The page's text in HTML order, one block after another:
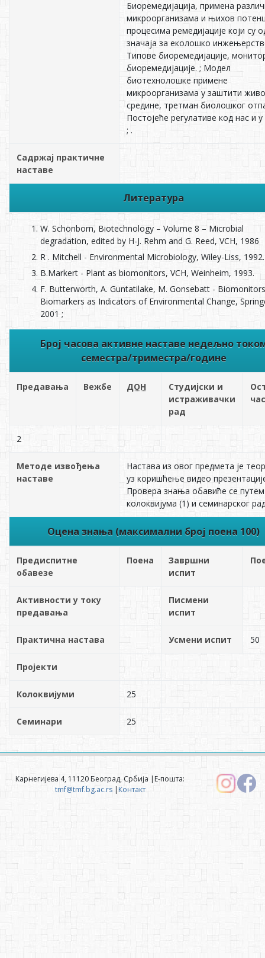
Биоремедијација, примена
микроорганизама и њихов
процесима ремедијације који су
значаја за еколошко
Типове биоремедијације,
биоремедијације. ; Модел
биотехнолошке примене
микроорганизама у заштити
средине, третман биолошког
Постојеће регулативе код нас и у
; .
Садржај практичне
наставе
Литература
W. Schönborn, Biotechnology – Volume 8 – Microbial
degradation, edited by H-J. Rehm and G. Reed, VCH, 1986
R . Mitchell - Environmental Microbiology, Wiley-Liss, 1992.
B.Markert - Plant as biomonitors, VCH, Weinheim, 1993.
F. Butterworth, A. Guntatilake, M. Gonsebatt -
Biomarkers as Indicators of Environmental Change,
2001 ;
Број часова активне наставе недељно
семестра/триместра/године
Предавања Вежбе ДОН
Студијски и
истраживачки
рад
2
Методе извођења
наставе
Настава из овог предмета је
уз коришћење видео
Провера знања обавиће се путем
колоквијума (1) и семинарског
Оцена знања (максимални број поена 100)
Предиспитне
обавезе
Поена
Завршни
испит
Активности у току
предавања
Писмени
испит
Практична настава Усмени испит 50
Пројекти
Колоквијуми 25
Семинари 25
Карнегијева 4, 11120 Београд, Србија |Е-пошта:
tmf@tmf.bg.ac.rs|Контакт